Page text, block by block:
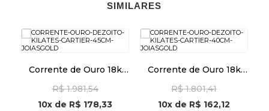
SIMILARES
Corrente de Ouro 18k
45cm co04589
R$ 1.981,54
10x de R$ 178,33
Corrente de Ouro 18k
40cm co04577
R$ 1.801,41
10x de R$ 162,12